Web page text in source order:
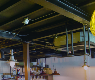
い題材を、編集部へ